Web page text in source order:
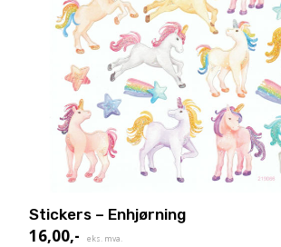
Stickers – Enhjørning
16,00,- eks. mva.